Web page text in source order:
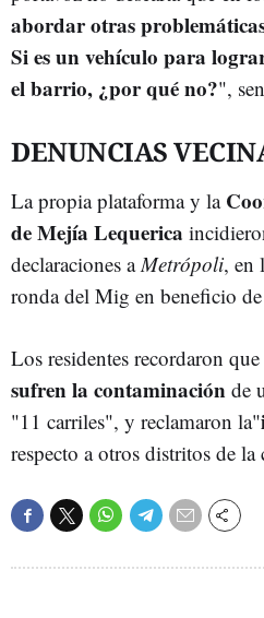
abordarotras
Si es un vehículo para
el barrio, ¿por qué no?",
DENUNCIAS
La propia plataforma y la
de Mejía Lequerica
declaraciones a Metrópoli, en
ronda del Mig en beneficio
Los residentes recordaron que
sufren la contaminación de
"11 carriles", y reclamaron la"
respecto a otros distritos de la